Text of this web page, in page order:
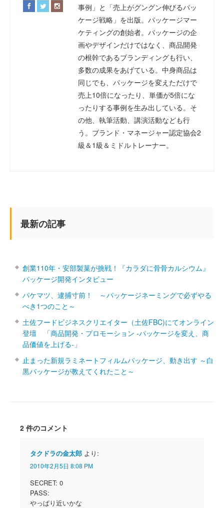
事例」と「売上がグングン伸びるパッ
ケージ戦略」を出版。パッケージマー
ケティングの創始者。パッケージの企
画やデザインだけではなく、商品開発
の根幹であるブランディングも行い、
多数の成果をあげている。中身商品は
同じでも、パッケージを変えただけで
売上10倍になったり、単価が5倍にな
ったりする事例を生み出している。そ
の他、執筆活動、講演活動なども行
う。ブランド・マネージャー認定協会2
級＆1級＆ミドルトレーナー。
最新の記事
創業110年・安部製菓が挑戦！『カラダに骨骨カルシウム』
パッケージ開発インタビュー
パケマツ、逮捕寸前！ ～パッケージネーミングで必ずやる
べき1つのこと～
土佐フードビジネスクリエイター（土佐FBC)にてオンライン
登壇 「商品開発・プロモーション ‐パッケージを変え、商
品価値を上げる‐」
止まった新規ラミネートフィルムパッケージ、動き出す ～白
黒パッケージが教えてくれたこと～
2 件のコメント
タクドラの金太郎 より:
2010年2月5日 8:08 PM
SECRET: 0
PASS:
やっぱり近いかな